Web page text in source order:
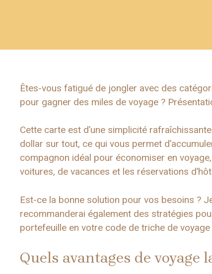
Êtes-vous fatigué de jongler avec des
pour gagner des miles de voyage ?
Cette carte est d’une simplicité
dollar sur tout, ce qui vous permet
compagnon idéal pour économiser en
voitures, de vacances et les réservations
Est-ce la bonne solution pour vos besoins ?
recommanderai également des stratégies
portefeuille en votre code de triche de voyage
Quels avantages de voyage